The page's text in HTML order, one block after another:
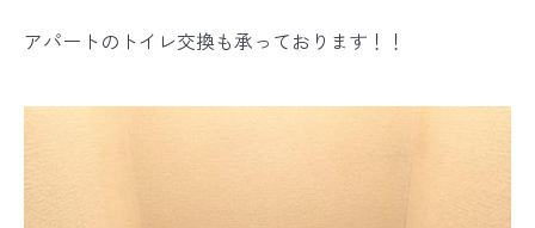
アパートのトイレ交換も承っております！！